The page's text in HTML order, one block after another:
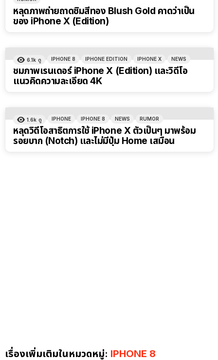
หลุดภาพถ่ายถาดซิมสีทอง Blush Gold คาดว่าเป็น
ของ iPhone X (Edition)
6.1k ดู IPHONE 8 IPHONE EDITION IPHONE X NEWS
ชมภาพเรนเดอร์ iPhone X (Edition) และวิดีโอ
แนวคิดความละเอียด 4K
1.6k ดู IPHONE IPHONE 8 NEWS RUMOR
หลุดวิดีโอสาธิตการใช้ iPhone X ตัวเป็นๆ มาพร้อม
รอยบาก (Notch) และไม่มีปุ่ม Home เสมือน
เรื่องเพิ่มเติมในหมวดหมู่: IPHONE 8